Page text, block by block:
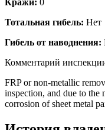
Кражи: 0
Тотальная гибель: Нет
Гибель от наводнения:
Комментарий
FRP or non-metallic
inspection, and due to the
corrosion of sheet metal